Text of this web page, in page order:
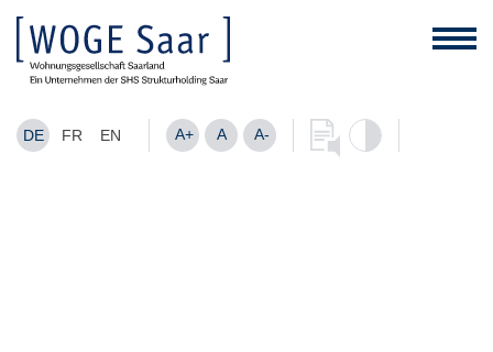
DE FR EN A+ A A-